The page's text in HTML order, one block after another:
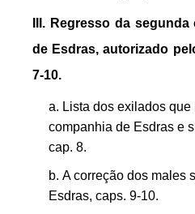
III. Regresso da
de Esdras, autorizado
7-10.
Lista dos exilados
companhia de Esdras e
cap. 8.
A correção dos males
Esdras, caps. 9-10.